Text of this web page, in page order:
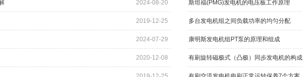
2024-08-20 斯坦福(PMG)发电机的电压板工作原理
2019-12-25 多台发电机组之间负载功率的均匀分配
2024-07-29 康明斯发电机组PT泵的原理和组成
2020-12-08 有刷旋转磁极式（凸极）同步发电机的构成